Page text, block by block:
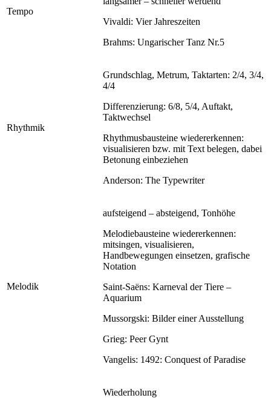
Tempo
Vivaldi: Vier Jahreszeiten
Brahms: Ungarischer Tanz Nr.5
Rhythmik
Grundschlag, Metrum, Taktarten: 2/4, 3/4,
4/4
Differenzierung: 6/8, 5/4, Auftakt,
Taktwechsel
Rhythmusbausteine wiedererkennen:
visualisieren bzw. mit Text belegen, dabei
Betonung einbeziehen
Anderson: The Typewriter
Melodik
aufsteigend – absteigend, Tonhöhe
Melodiebausteine wiedererkennen:
mitsingen, visualisieren,
Handbewegungen einsetzen, grafische
Notation
Saint-Saëns: Karneval der Tiere –
Aquarium
Mussorgski: Bilder einer Ausstellung
Grieg: Peer Gynt
Vangelis: 1492: Conquest of Paradise
Wiederholung